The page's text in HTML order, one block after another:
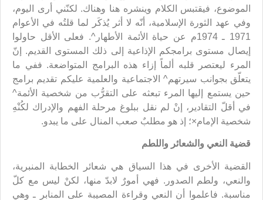
الموضوع، فيقتبس الكلام وينشره هنا وهناك. لكنّني أرى اليوم،
وفي عهد الثورة الإسلامية، أنّه لا أثر يُذكَر لما قلتُه في الأعوام
1971 ـ 1974م عن حياة الأئمة الأطهار^. فعلى الأقل حاولوا
إيصال مستوى برامجكم الإذاعية إلى ذلك المستوى القديم. إنّ
المرء ليعتصر قلبه ألماً إزاء هذه البرامج المتواضعة. ففي ما
يتعلّق بجوانب سيرتهم^ الاجتماعية والعلمية عليكم تقديم برامج
حين يستمع إليها المرء تبعثه على التقرُّب من شخصية الأئمة^
في أقلّ التقادير، إنْ لم نقل ببلوغ مرحلة الفهم والإدراك لكُنْهِ
شخصية الإمام×؛ إذ هو مطلبٌ صعب المنال على ما يبدو.
قضية النعي والشعائر واللطم
القضية الأخرى في هذا السياق هي شعائر الخطابة المنبرية،
والنعي، ولطم الصدور. فهي أمورٌ لابدّ منها، لكنْ ليس مع كلّ
مناسبة. فاعلموا أن النعي وقراءة المصيبة على المنابر ـ وهي